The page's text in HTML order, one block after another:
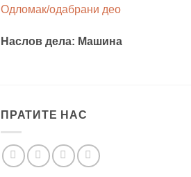
Одломак/одабрани део
Наслов дела: Машина
ПРАТИТЕ НАС